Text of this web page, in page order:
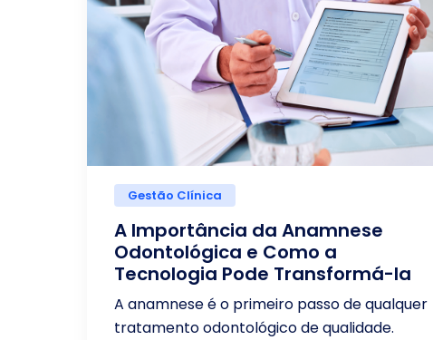
Gestão Clínica
A Importância da Anamnese
Odontológica e Como a
Tecnologia Pode Transformá-la
A anamnese é o primeiro passo de qualquer
tratamento odontológico de qualidade.